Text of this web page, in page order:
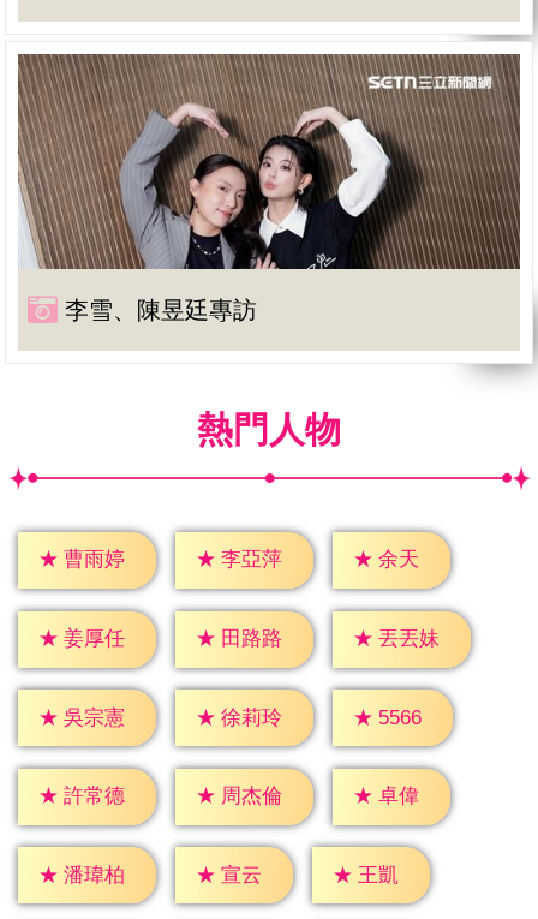
李雪、陳昱廷專訪
熱門人物
★ 曹雨婷 ★ 李亞萍 ★ 余天
★ 姜厚任 ★ 田路路 ★ 丟丟妹
★ 吳宗憲 ★ 徐莉玲 ★ 5566
★ 許常德 ★ 周杰倫 ★ 卓偉
★ 潘瑋柏 ★ 宣云 ★ 王凱